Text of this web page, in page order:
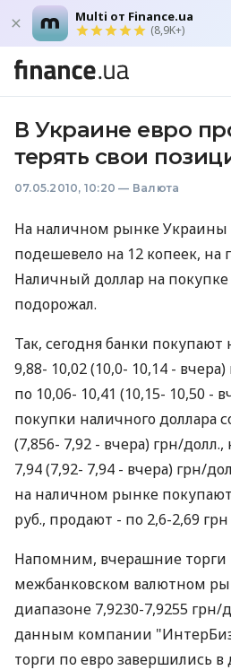
Multi от Finance.ua
(8,9K+)
В Украине евро
терять свои
07.05.2010, 10:20 — Валюта
На наличном рынке Украины
подешевело на 12 копеек, на
Наличный доллар на
подорожал.
Так, сегодня банки
9,88- 10,02 (10,0- 10,14 -
по 10,06- 10,41 (10,15- 10,50 -
покупки наличного доллара
(7,856- 7,92 - вчера) грн/
7,94 (7,92- 7,94 - вчера) грн/
на наличном рынке покупают
руб., продают - по 2,6-2,69 грн
Напомним, вчерашние торги
межбанковском валютном
диапазоне 7,9230-7,9255 грн/
данным компании
торги по евро завершились в